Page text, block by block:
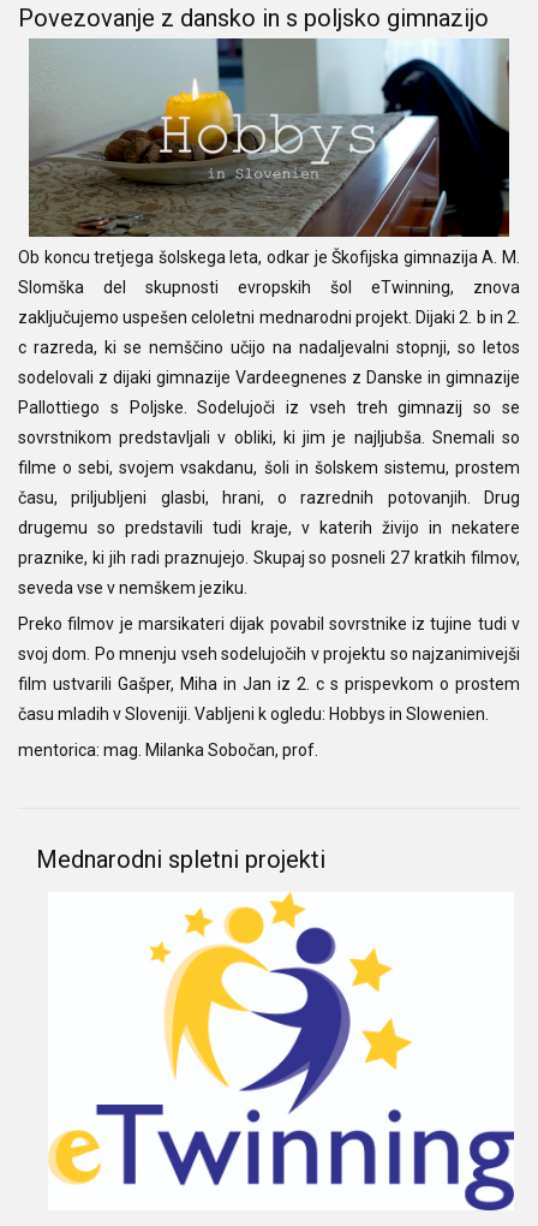
Povezovanje z dansko in s poljsko gimnazijo
Ob koncu tretjega šolskega leta, odkar je Škofijska gimnazija A. M.
Slomška del skupnosti evropskih šol eTwinning, znova
zaključujemo uspešen celoletni mednarodni projekt. Dijaki 2. b in 2.
c razreda, ki se nemščino učijo na nadaljevalni stopnji, so letos
sodelovali z dijaki gimnazije Vardeegnenes z Danske in gimnazije
Pallottiego s Poljske. Sodelujoči iz vseh treh gimnazij so se
sovrstnikom predstavljali v obliki, ki jim je najljubša. Snemali so
filme o sebi, svojem vsakdanu, šoli in šolskem sistemu, prostem
času, priljubljeni glasbi, hrani, o razrednih potovanjih. Drug
drugemu so predstavili tudi kraje, v katerih živijo in nekatere
praznike, ki jih radi praznujejo. Skupaj so posneli 27 kratkih filmov,
seveda vse v nemškem jeziku.
Preko filmov je marsikateri dijak povabil sovrstnike iz tujine tudi v
svoj dom. Po mnenju vseh sodelujočih v projektu so najzanimivejši
film ustvarili Gašper, Miha in Jan iz 2. c s prispevkom o prostem
času mladih v Sloveniji. Vabljeni k ogledu: Hobbys in Slowenien
mentorica: mag. Milanka Sobočan, prof.
Mednarodni spletni projekti